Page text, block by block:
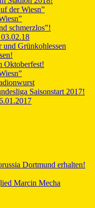
der Wiesn”
schmerzlos”!
03.02.18
Grünkohlessen
Oktoberfest!
Saisonstart 2017!
Dortmund erhalten!
Marcin Mecha